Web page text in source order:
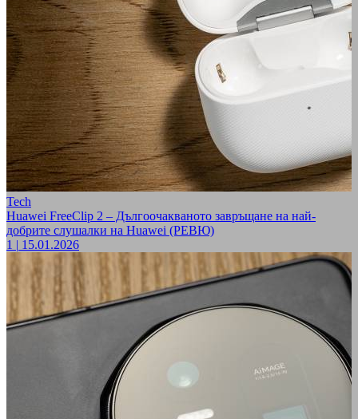
Tech
Huawei FreeClip 2 – Дългоочакваното завръщане на най-
добрите слушалки на Huawei (РЕВЮ)
1 | 15.01.2026